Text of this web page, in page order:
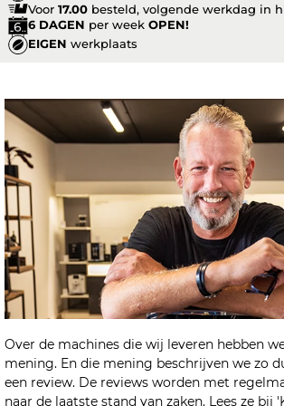
Voor 17.00 besteld, volgende werkdag in
6 DAGEN per week OPEN!
EIGEN werkplaats
Over de machines die wij leveren hebben
mening. En die mening beschrijven we zo
een review. De reviews worden met
naar de laatste stand van zaken. Lees ze bij